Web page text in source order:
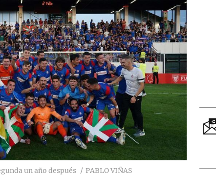
un año después PABLO VIÑAS